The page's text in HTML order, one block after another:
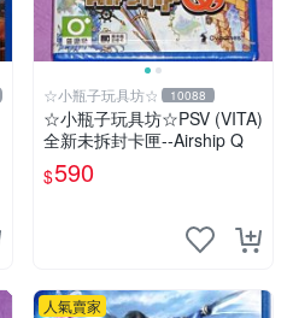
☆小瓶子玩具坊☆ 10088
☆小瓶子玩具坊☆PSV (VITA)
全新未拆封卡匣--Airship Q
$590
人氣賣家